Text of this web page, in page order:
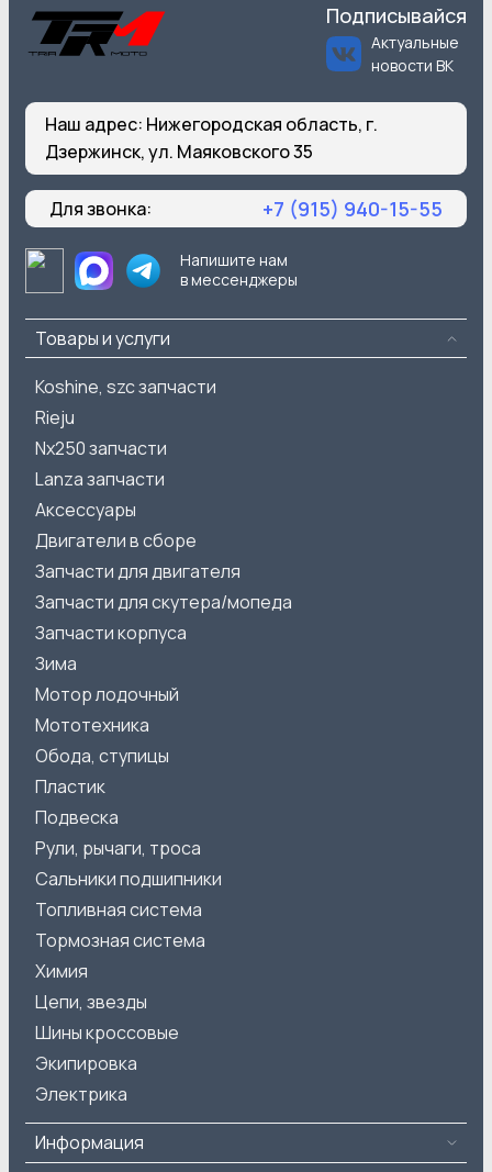
Подписывайся
Актуальные
новости ВК
Наш адрес: Нижегородская область, г.
Дзержинск, ул. Маяковского 35
Для звонка: +7 (915) 940-15-55
Напишите нам
в мессенджеры
Товары и услуги
Koshine, szc запчасти
Rieju
Nx250 запчасти
Lanza запчасти
Аксессуары
Двигатели в сборе
Запчасти для двигателя
Запчасти для скутера/мопеда
Запчасти корпуса
Зима
Мотор лодочный
Мототехника
Обода, ступицы
Пластик
Подвеска
Рули, рычаги, троса
Сальники подшипники
Топливная система
Тормозная система
Химия
Цепи, звезды
Шины кроссовые
Экипировка
Электрика
Информация